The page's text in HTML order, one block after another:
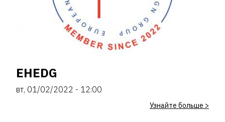
EHEDG
вт, 01/02/2022 - 12:00
Узнайте больше >